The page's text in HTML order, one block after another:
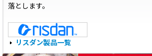
落とします。
リスダン製品一覧